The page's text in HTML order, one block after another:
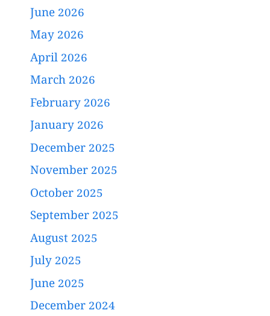
June 2026
May 2026
April 2026
March 2026
February 2026
January 2026
December 2025
November 2025
October 2025
September 2025
August 2025
July 2025
June 2025
December 2024